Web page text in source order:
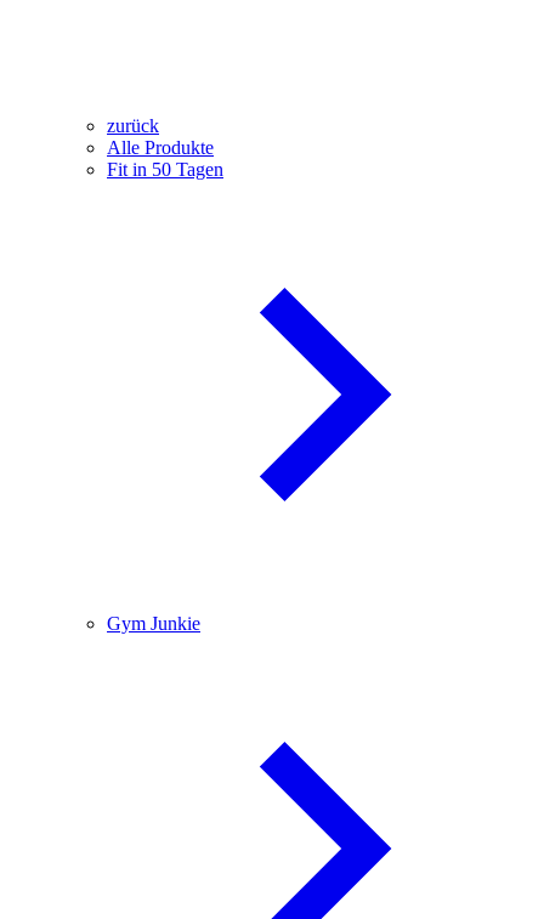
zurück
Alle Produkte
Fit in 50 Tagen
Gym Junkie